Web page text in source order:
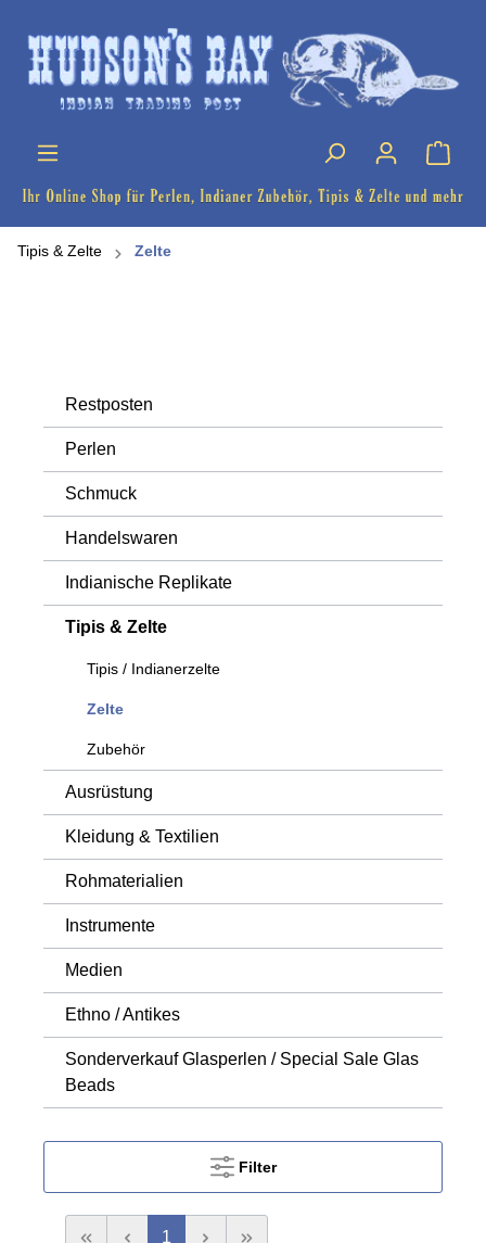
Tipis & Zelte Zelte
Restposten
Perlen
Schmuck
Handelswaren
Indianische Replikate
Tipis & Zelte
Tipis / Indianerzelte
Zelte
Zubehör
Ausrüstung
Kleidung & Textilien
Rohmaterialien
Instrumente
Medien
Ethno / Antikes
Sonderverkauf Glasperlen / Special Sale Glas
Beads
Filter
1